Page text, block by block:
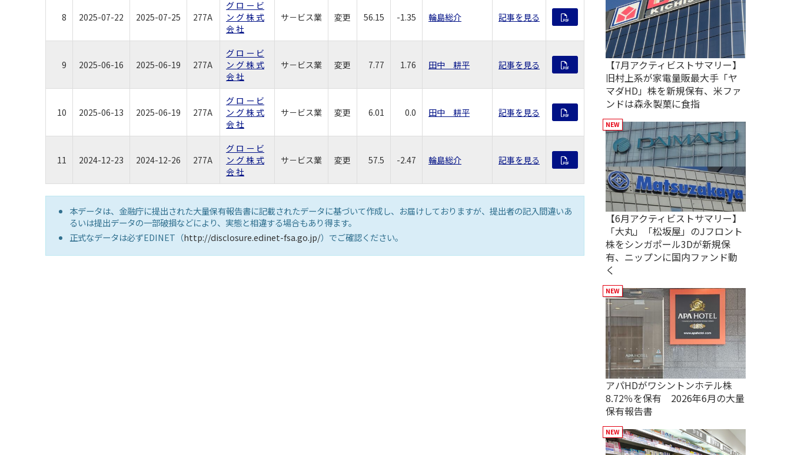
8 2025-07-22 2025-07-25 277A
グ ロ ー ビ
ン グ 株 式
会 社
サ－ビス業 変更 56.15 -1.35 輪島総介 記事を見る
9 2025-06-16 2025-06-19 277A
グ ロ ー ビ
ン グ 株 式
会 社
サ－ビス業 変更 7.77 1.76 田中 耕平 記事を見る
10 2025-06-13 2025-06-19 277A
グ ロ ー ビ
ン グ 株 式
会 社
サ－ビス業 変更 6.01 0.0 田中 耕平 記事を見る
11 2024-12-23 2024-12-26 277A
グ ロ ー ビ
ン グ 株 式
会 社
サ－ビス業 変更 57.5 -2.47 輪島総介 記事を見る
本データは、金融庁に提出された大量保有報告書に記載されたデータに基づいて作成し、お届けしておりますが、提出者の記入間違いあ
るいは提出データの一部破損などにより、実態と相違する場合もあり得ます。
正式なデータは必ずEDINET（http://disclosure.edinet-fsa.go.jp/）でご確認ください。
【7月アクティビストサマリー】
旧村上系が家電量販最大手「ヤ
マダHD」株を新規保有、米ファ
ンドは森永製菓に食指
【6月アクティビストサマリー】
「大丸」「松坂屋」のJフロント
株をシンガポール3Dが新規保
有、ニップンに国内ファンド動
く
アパHDがワシントンホテル株
8.72％を保有 2026年6月の大量
保有報告書